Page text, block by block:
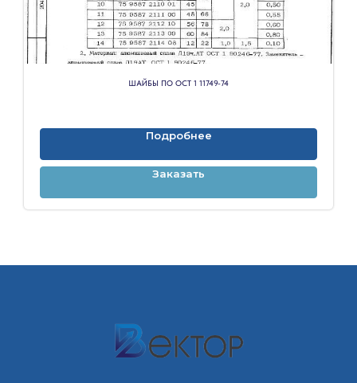
ШАЙБЫ ПО ОСТ 1 11749-74
Подробнее
Заказать